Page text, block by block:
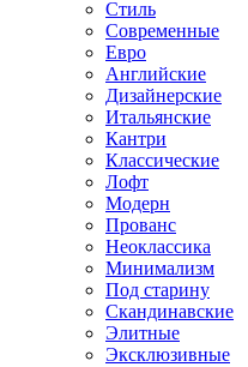
Стиль
Современные
Евро
Английские
Дизайнерские
Итальянские
Кантри
Классические
Лофт
Модерн
Прованс
Неоклассика
Минимализм
Под старину
Скандинавские
Элитные
Эксклюзивные